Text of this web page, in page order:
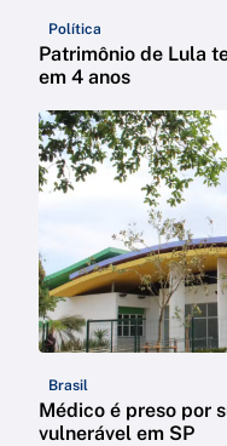
Política
Patrimônio de Lula
em 4 anos
Brasil
Médico é preso por
vulnerável em SP